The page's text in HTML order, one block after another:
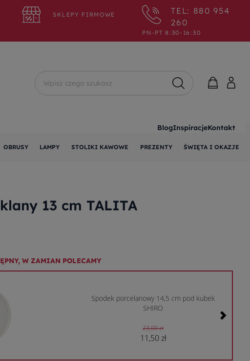
SKLEPY FIRMOWE
TEL: 880 954
260
PN-PT 8:30-16:30
Wyszukaj
BlogInspiracjeKontakt
OBRUSY LAMPY STOLIKI KAWOWE PREZENTY ŚWIĘTA I OKAZJE
13 cm TALITA
W ZAMIAN POLECAMY
Spodek porcelanowy 14,5 cm pod kubek
SHIRO
23,00 zł
11,50 zł